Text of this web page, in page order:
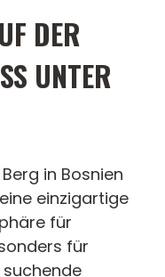
DER
UNTER D
in Bosnien
einzigartige
für
für